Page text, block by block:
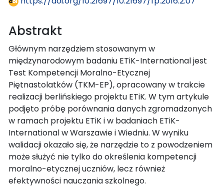
Abstrakt
Głównym narzędziem stosowanym w
międzynarodowym badaniu ETiK-International jest
Test Kompetencji Moralno-Etycznej
Piętnastolatków (TKM-EP), opracowany w trakcie
realizacji berlińskiego projektu ETiK. W tym artykule
podjęto próbę porównania danych zgromadzonych
w ramach projektu ETiK i w badaniach ETiK-
International w Warszawie i Wiedniu. W wyniku
walidacji okazało się, że narzędzie to z powodzeniem
może służyć nie tylko do określenia kompetencji
moralno-etycznej uczniów, lecz również
efektywności nauczania szkolnego.